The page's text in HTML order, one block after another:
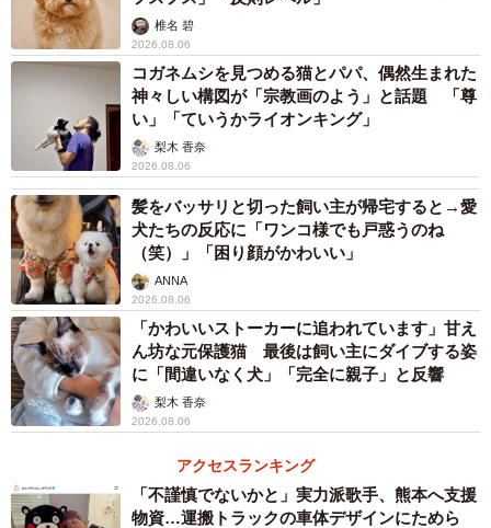
3/7
過去にバズった猫の写真をMKタクシーさんが投稿。再び話題に！（MK
タクシーさん提供）
2020年4月に撮影した猫の写真 上司から無言で
送られてきた…なぜ再投稿？
──話題になった猫ちゃんの写真は、以前に上司の方から無
言で届いたものだとのこと。
「2020年4月頃に上司から届いた写真でして、京都府内の
山奥のお寺で撮影されたものです。お寺にご挨拶へ訪れた
上司が猫の皆さんによくお会いするようで。その様子がた
びたび届いています。猫はお寺に数匹いて、お寺や地域の
方で面倒を見られているとのこと。車もほぼ通らないよう
な場所なので、伸び伸び過ごしているそうです」
椎名 碧
2026.08.06
コガネムシを見つめる猫とパパ、偶然生まれた
神々しい構図が「宗教画のよう」と話題 「尊
い」「ていうかライオンキング」
梨木 香奈
2026.08.06
髪をバッサリと切った飼い主が帰宅すると→愛
犬たちの反応に「ワンコ様でも戸惑うのね
（笑）」「困り顔がかわいい」
ANNA
2026.08.06
「かわいいストーカーに追われています」甘え
ん坊な元保護猫 最後は飼い主にダイブする姿
に「間違いなく犬」「完全に親子」と反響
梨木 香奈
2026.08.06
アクセスランキング
「不謹慎でないかと」実力派歌手、熊本へ支援
物資…運搬トラックの車体デザインにためら